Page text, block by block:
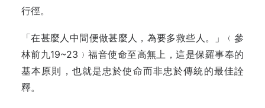
行徑。
「在甚麼人中間便做甚麼人，為要多救些人。」﹙參
林前九19~23﹚福音使命至高無上，這是保羅事奉的
基本原則，也就是忠於使命而非忠於傳統的最佳詮
釋。